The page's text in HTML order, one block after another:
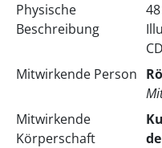
Physische
Beschreibung
Mitwirkende Person
Mitwirkende
Körperschaft